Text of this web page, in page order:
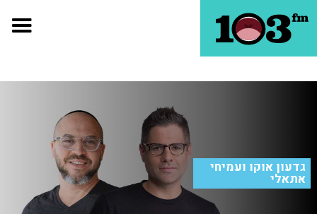
גדעון אוקו ועמיחי
אתאלי